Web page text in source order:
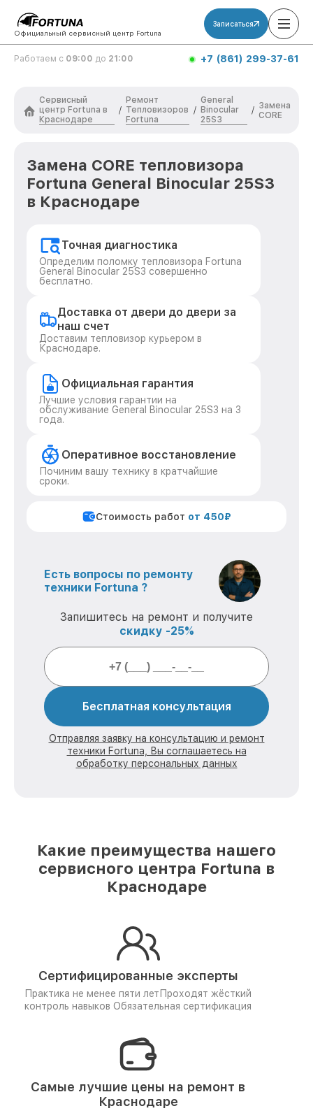
Официальный сервисный центр Fortuna
Записаться
Работаем с 09:00 до 21:00 +7 (861) 299-37-61
Сервисный
центр Fortuna в
Краснодаре
/
Ремонт
Тепловизоров
Fortuna
/
General
Binocular
25S3
/ Замена
CORE
Замена CORE тепловизора
Fortuna General Binocular 25S3
в Краснодаре
Точная диагностика
Определим поломку тепловизора Fortuna
General Binocular 25S3 совершенно
бесплатно.
Доставка от двери до двери за
наш счет
Доставим тепловизор курьером в
Краснодаре.
Официальная гарантия
Лучшие условия гарантии на
обслуживание General Binocular 25S3 на 3
года.
Оперативное восстановление
Починим вашу технику в кратчайшие
сроки.
Стоимость работ от 450₽
Есть вопросы по ремонту
техники Fortuna ?
Запишитесь на ремонт и получите
скидку -25%
Бесплатная консультация
Отправляя заявку на консультацию и ремонт
техники Fortuna, Вы соглашаетесь на
обработку персональных данных
Какие преимущества нашего
сервисного центра Fortuna в
Краснодаре
Сертифицированные эксперты
Практика не менее пяти лет Проходят жёсткий
контроль навыков Обязательная сертификация
Самые лучшие цены на ремонт в
Краснодаре